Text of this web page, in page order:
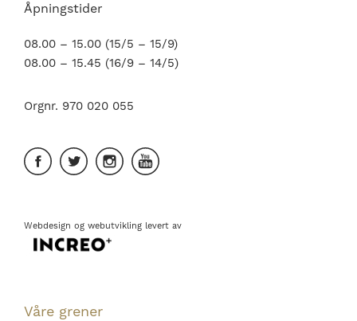
Åpningstider
08.00 – 15.00 (15/5 – 15/9)
08.00 – 15.45 (16/9 – 14/5)
Orgnr. 970 020 055
Webdesign og webutvikling levert av
Våre grener